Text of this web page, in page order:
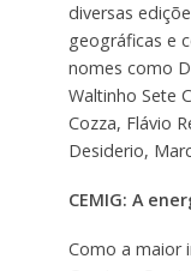
diversas
geográficas e
nomes como
Waltinho Sete
Cozza, Flávio
Desiderio,
CEMIG: A
Como a maior